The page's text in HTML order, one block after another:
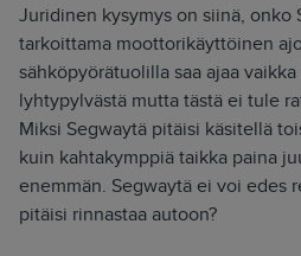
Juridinen kysymys on siinä, onko
tarkoittama moottorikäyttöinen
sähköpyörätuolilla saa ajaa
lyhtypylvästä mutta tästä ei tule
Miksi Segwaytä pitäisi käsitellä
kuin kahtakymppiä taikka paina
enemmän. Segwaytä ei voi edes
pitäisi rinnastaa autoon?